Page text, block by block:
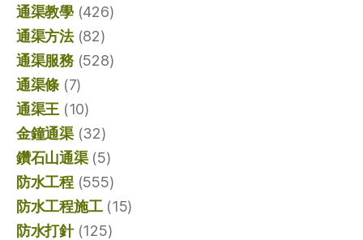
通渠教學(426)
通渠方法(82)
通渠服務(528)
通渠條 (7)
通渠王 (10)
金鐘通渠(32)
鑽石山通渠(5)
防水工程(555)
防水工程施工(15)
防水打針(125)